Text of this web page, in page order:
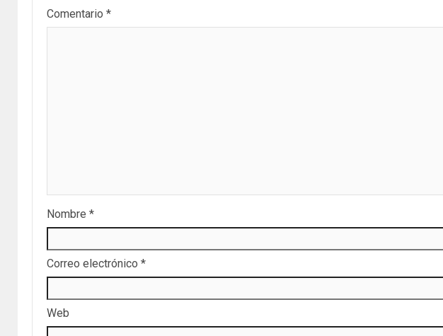
Comentario *
Nombre *
Correo electrónico *
Web